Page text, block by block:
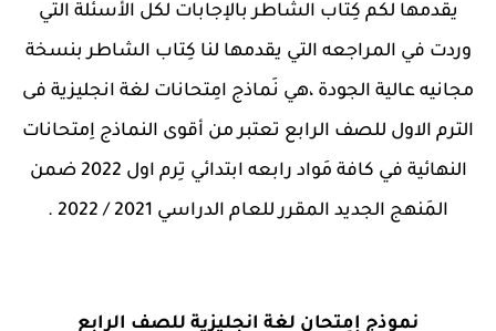
يقدمها لكم كِتاب الشاطر بالإجابات لكل الأسئلة التي
وردت في المراجعه التي يقدمها لنا كِتاب الشاطر بنسخة
مجانيه عالية الجودة ،هي نَماذج امِتحانات لغة انجليزية فى
الترم الاول للصف الرابع تعتبر من أقوى النماذج اِمتحانات
النهائية في كافة مَواد رابعه ابتدائي تِرم اول 2022 ضمن
المَنهج الجديد المقرر للعام الدراسي 2021 / 2022 .
نموذج إمِتحان لغة انجليزية للصف الرابع